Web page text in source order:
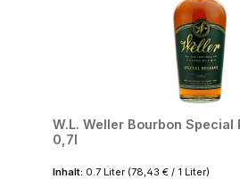
W.L. Weller Bourbon Special
0,7l
Inhalt: 0.7 Liter (78,43 € / 1 Liter)